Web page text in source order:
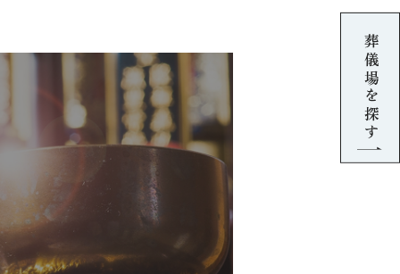
葬儀場を探す